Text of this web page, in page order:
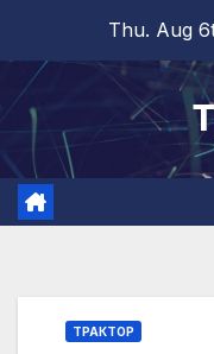
content
Thu. Aug
ТРАКТОР